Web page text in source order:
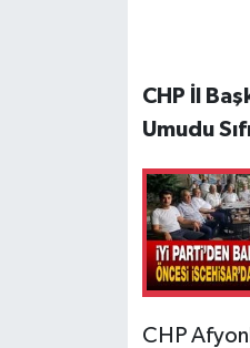
CHP İl
Umudu
CHP